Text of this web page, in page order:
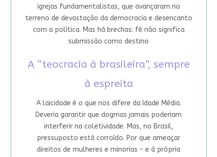
igrejas fundamentalistas, que avançaram no
terreno de devastação da democracia e desencanto
com a política. Mas há brechas: fé não significa
submissão como destino
A “teocracia à brasileira”, sempre
à espreita
A laicidade é o que nos difere da Idade Média.
Deveria garantir que dogmas jamais poderiam
interferir na coletividade. Mas, no Brasil,
pressuposto está corroído. Por que ameaçar
direitos de mulheres e minorias – e à própria